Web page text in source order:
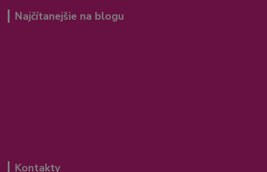
Najčítanejšie na blogu
Kontakty